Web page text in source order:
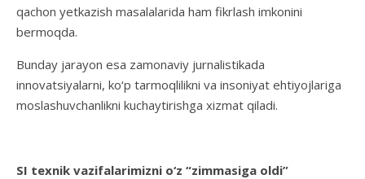
qachon yetkazish masalalarida ham fikrlash imkonini
bermoqda.
Bunday jarayon esa zamonaviy jurnalistikada
innovatsiyalarni, ko‘p tarmoqlilikni va insoniyat ehtiyojlariga
moslashuvchanlikni kuchaytirishga xizmat qiladi.
SI texnik vazifalarimizni o‘z “zimmasiga oldi”